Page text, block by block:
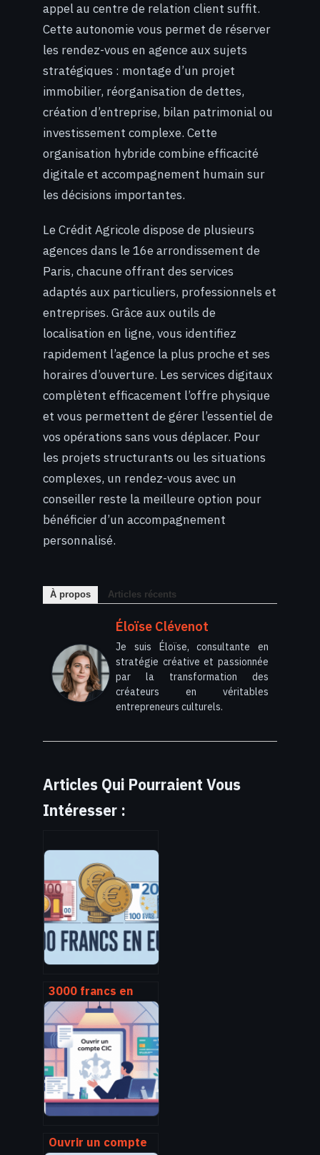
appel au centre de relation client suffit.
Cette autonomie vous permet de réserver
les rendez-vous en agence aux sujets
stratégiques : montage d’un projet
immobilier, réorganisation de dettes,
création d’entreprise, bilan patrimonial ou
investissement complexe. Cette
organisation hybride combine efficacité
digitale et accompagnement humain sur
les décisions importantes.
Le Crédit Agricole dispose de plusieurs
agences dans le 16e arrondissement de
Paris, chacune offrant des services
adaptés aux particuliers, professionnels et
entreprises. Grâce aux outils de
localisation en ligne, vous identifiez
rapidement l’agence la plus proche et ses
horaires d’ouverture. Les services digitaux
complètent efficacement l’offre physique
et vous permettent de gérer l’essentiel de
vos opérations sans vous déplacer. Pour
les projets structurants ou les situations
complexes, un rendez-vous avec un
conseiller reste la meilleure option pour
bénéficier d’un accompagnement
personnalisé.
À propos Articles récents
Éloïse Clévenot
Je suis Éloïse, consultante en
stratégie créative et passionnée
par la transformation des
créateurs en véritables
entrepreneurs culturels.
Articles Qui Pourraient Vous
Intéresser :
3000 francs en
euro : conversion,
explications et cas
pratiques
Ouvrir un compte